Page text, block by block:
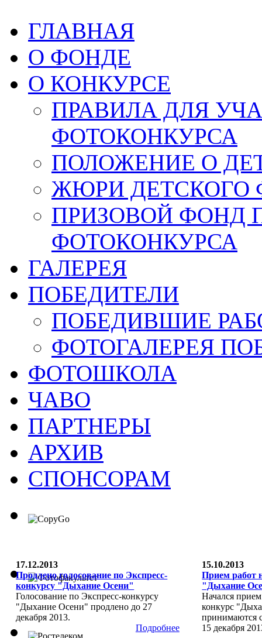
ГЛАВНАЯ
О ФОНДЕ
О КОНКУРСЕ
ПРАВИЛА ДЛЯ
ФОТОКОНКУРСА
ПОЛОЖЕНИЕ О
ЖЮРИ ДЕТСКОГО
ПРИЗОВОЙ ФОНД
ФОТОКОНКУРСА
ГАЛЕРЕЯ
ПОБЕДИТЕЛИ
ПОБЕДИВШИЕ
ФОТОГАЛЕРЕЯ
ФОТОШКОЛА
ЧАВО
ПАРТНЕРЫ
АРХИВ
СПОНСОРАМ
17.12.2013
Продлено голосование по Экспресс-
конкурсу "Дыхание Осени"
Голосование по Экспресс-конкурсу
"Дыхание Осени" продлено до 27
декабря 2013.
Подробнее
15.10.2013
Прием работ
"Дыхание
Начался
конкурс
принимаются
15 декабря